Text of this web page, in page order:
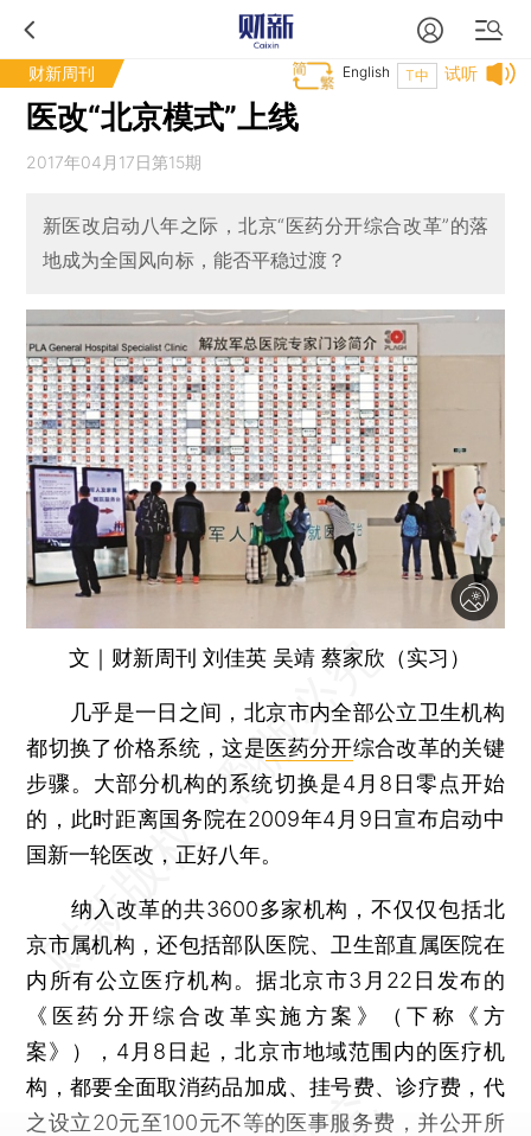
财新周刊 试听
T中
English
医改“北京模式”上线
2017年04月17日第15期
新医改启动八年之际，北京“医药分开综合改革”的落
地成为全国风向标，能否平稳过渡？
文｜财新周刊 刘佳英 吴靖 蔡家欣（实习）
几乎是一日之间，北京市内全部公立卫生机构
都切换了价格系统，这是医药分开综合改革的关键
步骤。大部分机构的系统切换是4月8日零点开始
的，此时距离国务院在2009年4月9日宣布启动中
国新一轮医改，正好八年。
纳入改革的共3600多家机构，不仅仅包括北
京市属机构，还包括部队医院、卫生部直属医院在
内所有公立医疗机构。据北京市3月22日发布的
《医药分开综合改革实施方案》（下称《方
案》），4月8日起，北京市地域范围内的医疗机
构，都要全面取消药品加成、挂号费、诊疗费，代
之设立20元至100元不等的医事服务费，并公开所